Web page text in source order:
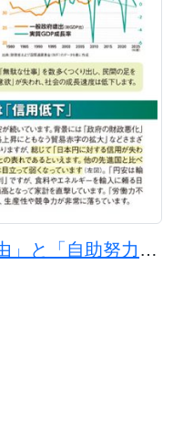
【幸福実現党NEWS】「自由」と「自助努力」で日本を豊かに